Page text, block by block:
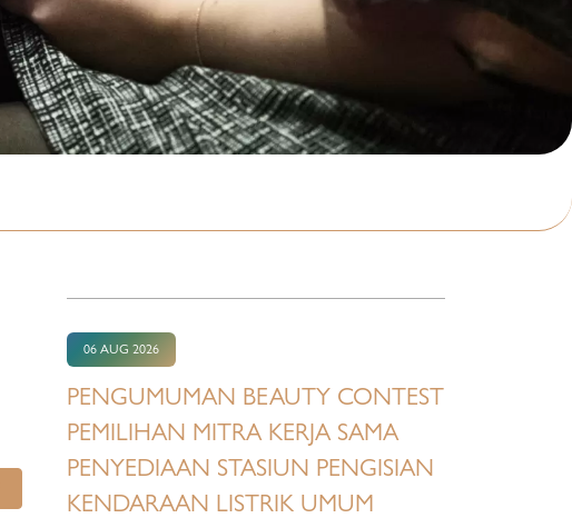
06 AUG 2026
PENGUMUMAN BEAUTY CONTEST
PEMILIHAN MITRA KERJA SAMA
PENYEDIAAN STASIUN PENGISIAN
KENDARAAN LISTRIK UMUM